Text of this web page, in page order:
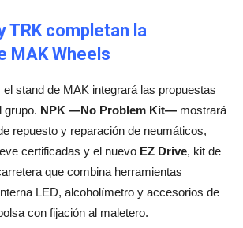
TRK completan la
MAK Wheels
stand de MAK integrará las propuestas
grupo. NPK —No Problem Kit— mostrará
repuesto y reparación de neumáticos,
certificadas y el nuevo EZ Drive, kit de
que combina herramientas
LED, alcoholímetro y accesorios de
con fijación al maletero.